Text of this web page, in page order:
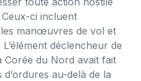
ci incluent
manœuvres de vol et
déclencheur de
Corée du Nord avait fait
au-delà de la